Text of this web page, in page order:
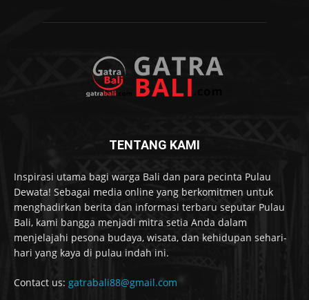
TENTANG KAMI
Inspirasi utama bagi warga Bali dan para pecinta Pulau
Dewata! Sebagai media online yang berkomitmen untuk
menghadirkan berita dan informasi terbaru seputar Pulau
Bali, kami bangga menjadi mitra setia Anda dalam
menjelajahi pesona budaya, wisata, dan kehidupan sehari-
hari yang kaya di pulau indah ini.
Contact us: gatrabali88@gmail.com